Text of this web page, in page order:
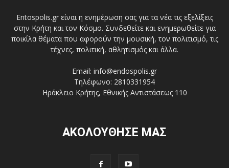
Entospolis.gr είναι η ενημέρωση σας για τα νέα τις εξελίξεις
στην Κρήτη και τον Κόσμο. Συνδεθείτε και ενημερωθείτε για
ποικίλα θέματα που αφορούν την μουσική, τον πολιτισμό, τις
τέχνες, πολιτική, αθλητισμός και άλλα.
Email: info@endospolis.gr
Τηλέφωνο: 2810331954
Ηράκλειο Κρήτης, Εθνικής Αντιστάσεως 110
ΑΚΟΛΟΥΘΗΣΕ ΜΑΣ